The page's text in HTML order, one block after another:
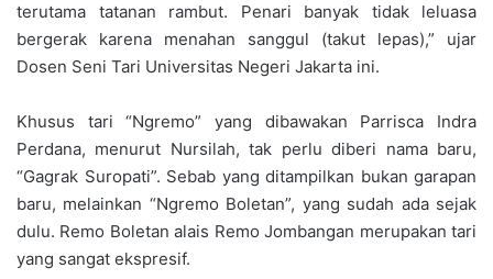
terutama tatanan rambut. Penari banyak tidak leluasa
bergerak karena menahan sanggul (takut lepas),” ujar
Dosen Seni Tari Universitas Negeri Jakarta ini.
Khusus tari “Ngremo” yang dibawakan Parrisca Indra
Perdana, menurut Nursilah, tak perlu diberi nama baru,
“Gagrak Suropati”. Sebab yang ditampilkan bukan garapan
baru, melainkan “Ngremo Boletan”, yang sudah ada sejak
dulu. Remo Boletan alais Remo Jombangan merupakan tari
yang sangat ekspresif.